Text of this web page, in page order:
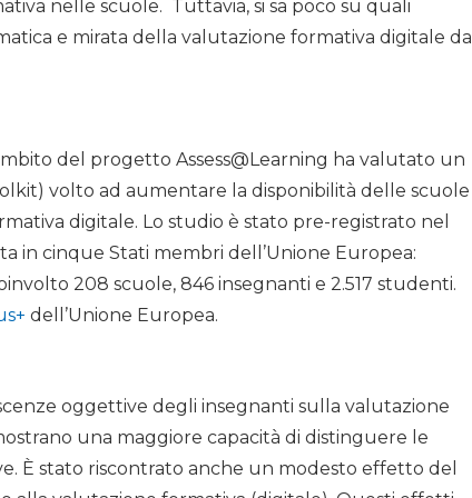
nelle scuole. Tuttavia, si sa poco su quali
e mirata della valutazione formativa digitale da
del progetto Assess@Learning ha valutato un
volto ad aumentare la disponibilità delle scuole
digitale. Lo studio è stato pre-registrato nel
in cinque Stati membri dell’Unione Europea:
208 scuole, 846 insegnanti e 2.517 studenti.
dell’Unione Europea.
oggettive degli insegnanti sulla valutazione
una maggiore capacità di distinguere le
È stato riscontrato anche un modesto effetto del